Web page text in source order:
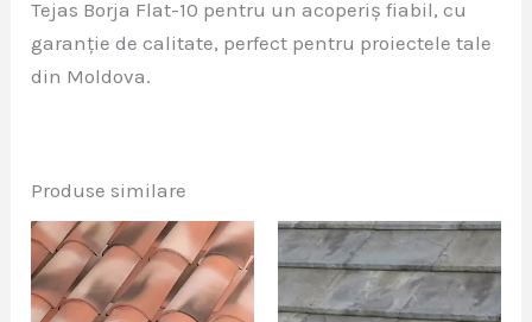
Tejas Borja Flat-10 pentru un acoperiș fiabil, cu
garanție de calitate, perfect pentru proiectele tale
din Moldova.
Produse similare